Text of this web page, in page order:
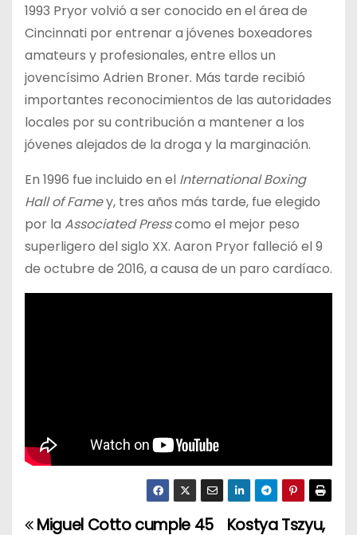
1993 Pryor volvió a ser conocido en el área de
Cincinnati por entrenar a jóvenes boxeadores
amateurs y profesionales, entre ellos un
jovencísimo Adrien Broner. Más tarde recibió
importantes reconocimientos de las autoridades
locales por su contribución a mantener a los
jóvenes alejados de la droga y la marginación.
En 1996 fue incluido en el International Boxing
Hall of Famey, tres años más tarde, fue elegido
por la Associated Presscomo el mejor peso
superligero del siglo XX. Aaron Pryor falleció el 9
de octubre de 2016, a causa de un paro cardíaco.
Kostya Tszyu,
Miguel Cotto cumple 45